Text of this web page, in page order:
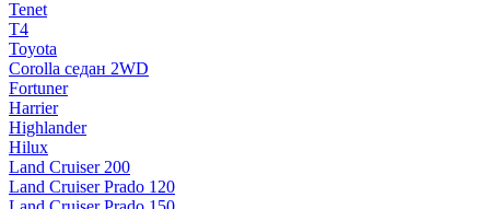
Tenet
T4
Toyota
Corolla седан 2WD
Fortuner
Harrier
Highlander
Hilux
Land Cruiser 200
Land Cruiser Prado 120